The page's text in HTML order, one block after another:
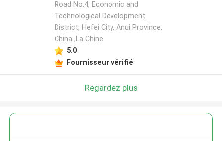
Road No.4, Economic and
Technological Development
District, Hefei City, Anui Province,
China ,La Chine
5.0
Fournisseur vérifié
Regardez plus